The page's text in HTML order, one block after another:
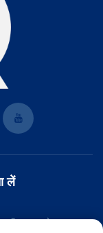
लें
उद्योग समाचार,